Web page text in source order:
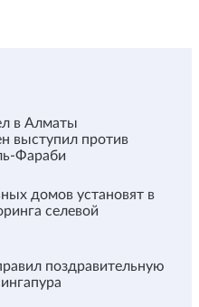
в Алматы
выступил против
Фараби
домов установят в
селевой
поздравительную